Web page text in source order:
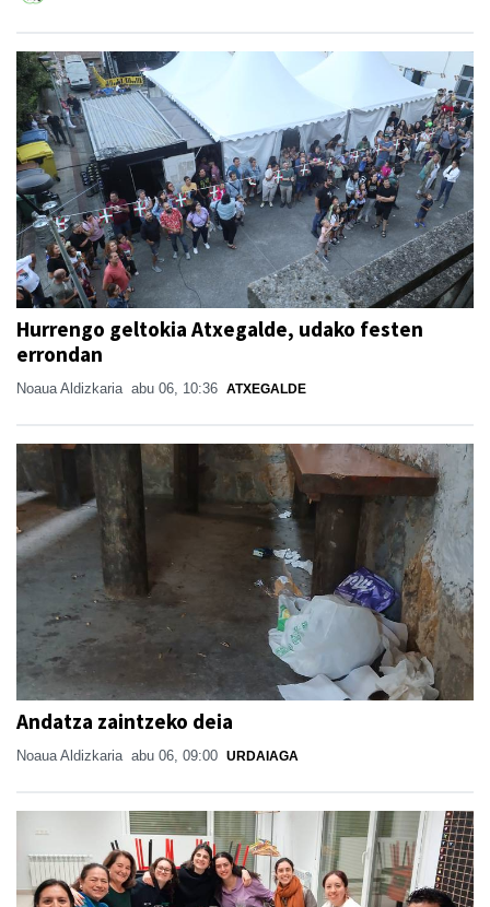
Hurrengo geltokia Atxegalde, udako festen
errondan
Noaua Aldizkaria abu 06, 10:36 ATXEGALDE
Andatza zaintzeko deia
Noaua Aldizkaria abu 06, 09:00 URDAIAGA